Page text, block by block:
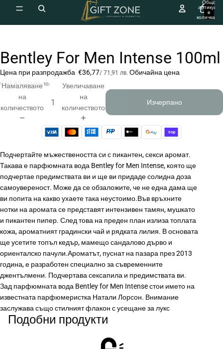
Общо
артикули
в
количката:
Отваряне
на
изображението
на
екран
Bentley For Men Intense 100ml
Цена при разпродажба €36,77/ 71,91 лв. Обичайна цена
€40,85/79,90 лв.
Намаляване
на
количеството
Увеличаване
на
количеството
Изчерпано
Подчертайте мъжествеността си с пикантен, секси аромат.
Такава е парфюмната вода Bentley for Men Intense, която ще
подчертае предимствата ви и ще ви придаде солидна доза
самоувереност. Може да се обзаложите, че не една дама ще
ви попита на какво ухаете така неустоимо.Във връхните
нотки на аромата се представят интензивен тамян, мушкато
и пикантен пипер. След това на преден план излиза топлата
кожа, ароматният градински чай и рядката лилия. В основата
ще усетите топъл кедър, мамещо сандалово дърво и
ориенталско пачули.Ароматът, пуснат на пазара през 2013
година, е разработен специално за съвременните
джентълмени. Подчертава сексапила и предимствата ви.
Зад парфюмната вода Bentley for Men Intense стои името на
известната парфюмеристка Натали Лорсон. Внимание
заслужава също стилният флакон с усещане за лукс
Подобни продукти